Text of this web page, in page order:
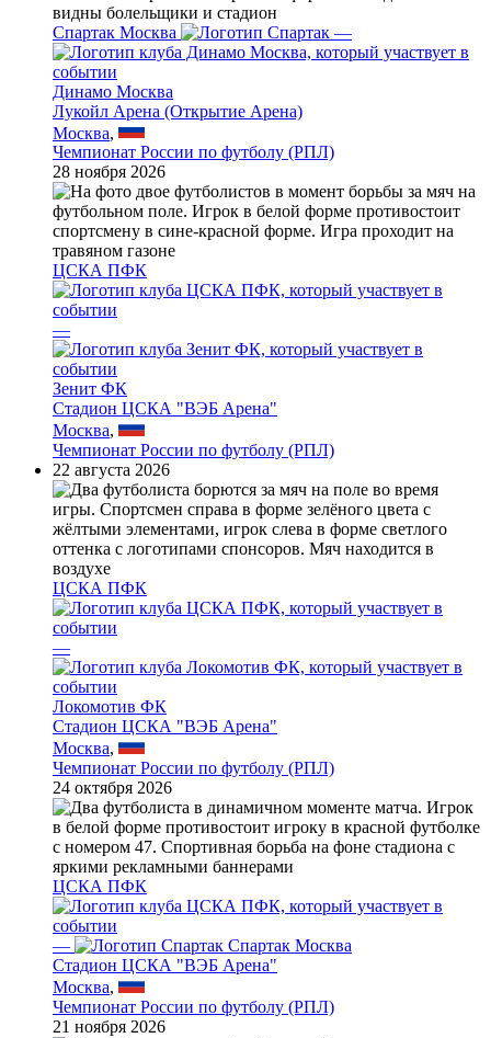
Спартак Москва —
Динамо Москва
Лукойл Арена (Открытие Арена)
Москва,
Чемпионат России по футболу (РПЛ)
28 ноября 2026
ЦСКА ПФК
—
Зенит ФК
Стадион ЦСКА "ВЭБ Арена"
Москва,
Чемпионат России по футболу (РПЛ)
22 августа 2026
ЦСКА ПФК
—
Локомотив ФК
Стадион ЦСКА "ВЭБ Арена"
Москва,
Чемпионат России по футболу (РПЛ)
24 октября 2026
ЦСКА ПФК
—
Спартак Москва
Стадион ЦСКА "ВЭБ Арена"
Москва,
Чемпионат России по футболу (РПЛ)
21 ноября 2026